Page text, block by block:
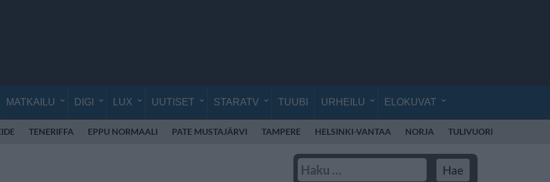
MATKAILU DIGI LUX UUTISET STARATV TUUBI URHEILU ELOKUVAT
TENERIFFA EPPU NORMAALI PATE MUSTAJÄRVI TAMPERE HELSINKI-VANTAA NORJA TULIVUORI